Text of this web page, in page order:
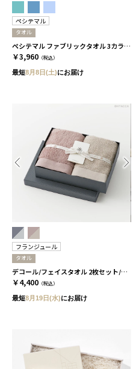
ペシテマル
タオル
ペシテマル ファブリックタオル 3カラー コバルト
￥3,960 （税込）
最短8月8日(土)にお届け
フランジュール
タオル
デコール/フェイスタオル 2枚セット/2種類［フランジュール］ グリーロゼ＆グリ
￥4,400 （税込）
最短8月19日(水)にお届け